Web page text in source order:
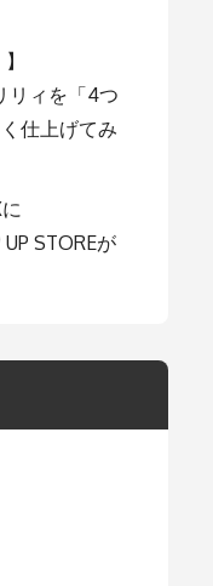
リィを「4つ
仕上げてみ
STOREが